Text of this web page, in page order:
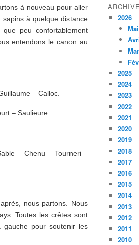
à nouveau pour aller
sapins à quelque distance
peu confortablement
entendons le canon au
– Calloc.
– Saulieure.
– Chenu – Tourneri –
nous partons. Nous
Toutes les crêtes sont
gauche pour soutenir les
2026
Mai
2025
2024
2023
2022
2021
2020
2019
2018
2017
2016
2015
2014
2013
2012
2011
2010